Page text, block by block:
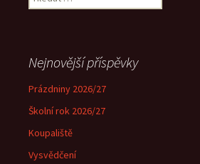
Nejnovější příspěvky
Prázdniny 2026/27
Školní rok 2026/27
Koupaliště
Vysvědčení